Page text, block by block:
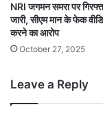
NRI जगमन समरा पर
जारी, सीएम मान के फेक
करने का आरोप
October 27, 2025
Leave a Reply